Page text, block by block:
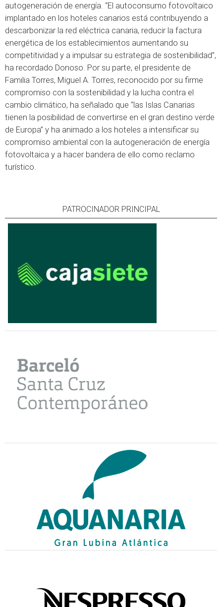
autogeneración de energía. “El autoconsumo fotovoltaico
implantado en los hoteles canarios está contribuyendo a
descarbonizar la red eléctrica canaria, reducir la factura
energética de los establecimientos aumentando su
competitividad y a impulsar su estrategia de sostenibilidad”,
ha recordado Donoso. Por su parte, el presidente de
Familia Torres, Miguel A. Torres, reconocido por su firme
compromiso con la sostenibilidad y la lucha contra el
cambio climático, ha señalado que “las Islas Canarias
tienen la posibilidad de convertirse en el gran destino verde
de Europa” y ha animado a los hoteles a intensificar su
compromiso ambiental con la autogeneración de energía
fotovoltaica y a hacer bandera de ello como reclamo
turístico.
PATROCINADOR PRINCIPAL